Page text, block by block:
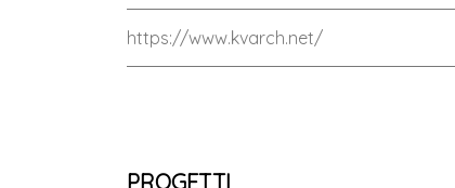
https://www.kvarch.net/
PROGETTI